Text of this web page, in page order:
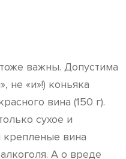
важны. Допустима
не «и»!) коньяка
вина (150 г).
сухое и
вина
А о вреде